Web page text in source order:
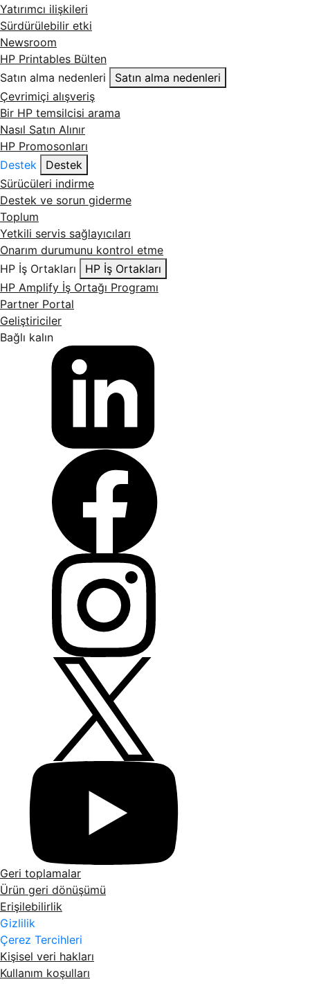
Yatırımcı ilişkileri
Sürdürülebilir etki
Newsroom
HP Printables Bülten
Satın alma nedenleri
Satın alma nedenleri
Çevrimiçi alışveriş
Bir HP temsilcisi arama
Nasıl Satın Alınır
HP Promosonları
Destek
Destek
Sürücüleri indirme
Destek ve sorun giderme
Toplum
Yetkili servis sağlayıcıları
Onarım durumunu kontrol etme
HP İş Ortakları
HP İş Ortakları
HP Amplify İş Ortağı Programı
Partner Portal
Geliştiriciler
Bağlı kalın
Geri toplamalar
Ürün geri dönüşümü
Erişilebilirlik
Gizlilik
Çerez Tercihleri
Kişisel veri hakları
Kullanım koşulları